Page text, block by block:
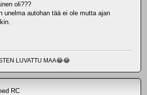
oli???
unelma autohan tää ei ole mutta ajan
LUVATTU MAA😂😂
RC